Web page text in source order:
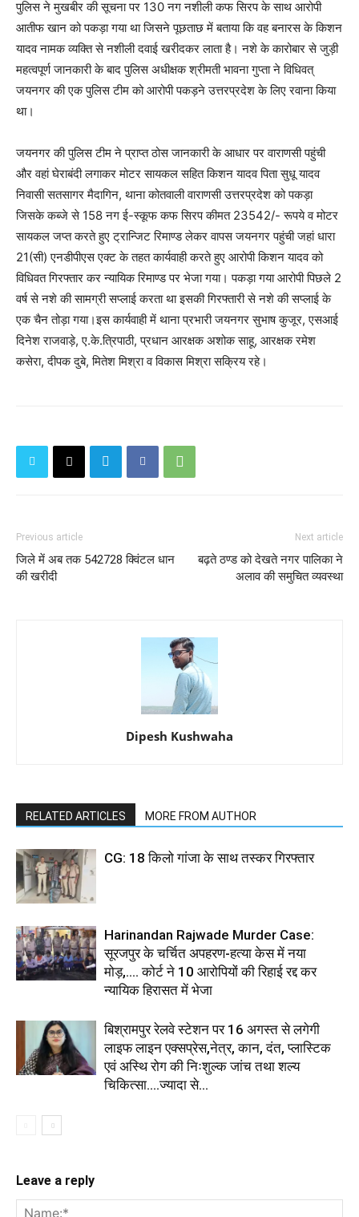
पुलिस ने मुखबीर की सूचना पर 130 नग नशीली कफ सिरप के साथ आरोपी
आतीफ खान को पकड़ा गया था जिसने पूछताछ में बताया कि वह बनारस के किशन
यादव नामक व्यक्ति से नशीली दवाई खरीदकर लाता है। नशे के कारोबार से जुड़ी
महत्वपूर्ण जानकारी के बाद पुलिस अधीक्षक श्रीमती भावना गुप्ता ने विधिवत्
जयनगर की एक पुलिस टीम को आरोपी पकड़ने उत्तरप्रदेश के लिए रवाना किया
था।
जयनगर की पुलिस टीम ने प्राप्त ठोस जानकारी के आधार पर वाराणसी पहुंची
और वहां घेराबंदी लगाकर मोटर सायकल सहित किशन यादव पिता सुधू यादव
निवासी सतसागर मैदागिन, थाना कोतवाली वाराणसी उत्तरप्रदेश को पकड़ा
जिसके कब्जे से 158 नग ई-स्कूफ कफ सिरप कीमत 23542/- रूपये व मोटर
सायकल जप्त करते हुए ट्रान्जिट रिमाण्ड लेकर वापस जयनगर पहुंची जहां धारा
21(सी) एनडीपीएस एक्ट के तहत कार्यवाही करते हुए आरोपी किशन यादव को
विधिवत गिरफ्तार कर न्यायिक रिमाण्ड पर भेजा गया। पकड़ा गया आरोपी पिछले 2
वर्ष से नशे की सामग्री सप्लाई करता था इसकी गिरफ्तारी से नशे की सप्लाई के
एक चैन तोड़ा गया।इस कार्यवाही में थाना प्रभारी जयनगर सुभाष कुजूर, एसआई
दिनेश राजवाड़े, ए.के.त्रिपाठी, प्रधान आरक्षक अशोक साहू, आरक्षक रमेश
कसेरा, दीपक दुबे, मितेश मिश्रा व विकास मिश्रा सक्रिय रहे।
Previous article
जिले में अब तक 542728 क्विंटल धान
की खरीदी
Next article
बढ़ते ठण्ड को देखते नगर पालिका ने
अलाव की समुचित व्यवस्था
Dipesh Kushwaha
RELATED ARTICLES MORE FROM AUTHOR
CG: 18 किलो गांजा के साथ तस्कर गिरफ्तार
Harinandan Rajwade Murder Case:
सूरजपुर के चर्चित अपहरण-हत्या केस में नया
मोड़,.... कोर्ट ने 10 आरोपियों की रिहाई रद्द कर
न्यायिक हिरासत में भेजा
बिश्रामपुर रेलवे स्टेशन पर 16 अगस्त से लगेगी
लाइफ लाइन एक्सप्रेस,नेत्र, कान, दंत, प्लास्टिक
एवं अस्थि रोग की निःशुल्क जांच तथा शल्य
चिकित्सा....ज्यादा से...
Leave a reply